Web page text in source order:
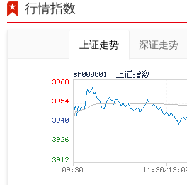
行情指数
上证走势 深证走势